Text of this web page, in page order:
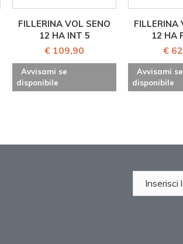
FILLERINA VOL SENO
12 HA INT 5
€ 109,90
Avvisami se
disponibile
FILLERINA
12 HA
€
Avvisami se
disponibile